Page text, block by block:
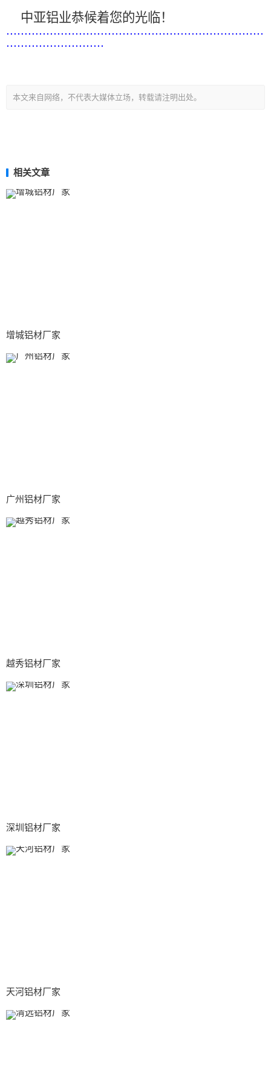
中亚铝业恭候着您的光临！
.......................................................................
...........................
本文来自网络，不代表大媒体立场，转载请注明出处。
相关文章
增城铝材厂家
广州铝材厂家
越秀铝材厂家
深圳铝材厂家
天河铝材厂家